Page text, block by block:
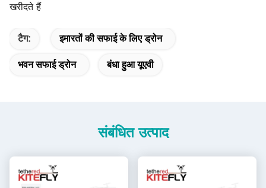
खरीदते हैं
टैग: इमारतों की सफाई के लिए ड्रोन
भवन सफाई ड्रोन बंधा हुआ यूएवी
संबंधित उत्पाद